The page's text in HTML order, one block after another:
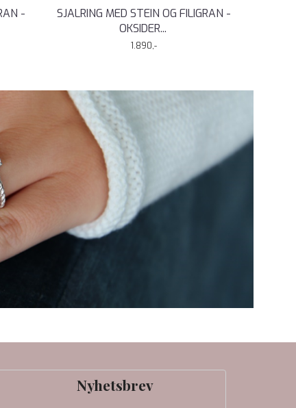
-
SJALRING MED STEIN OG FILIGRAN -
OKSIDER...
1.890,-
Nyhetsbrev